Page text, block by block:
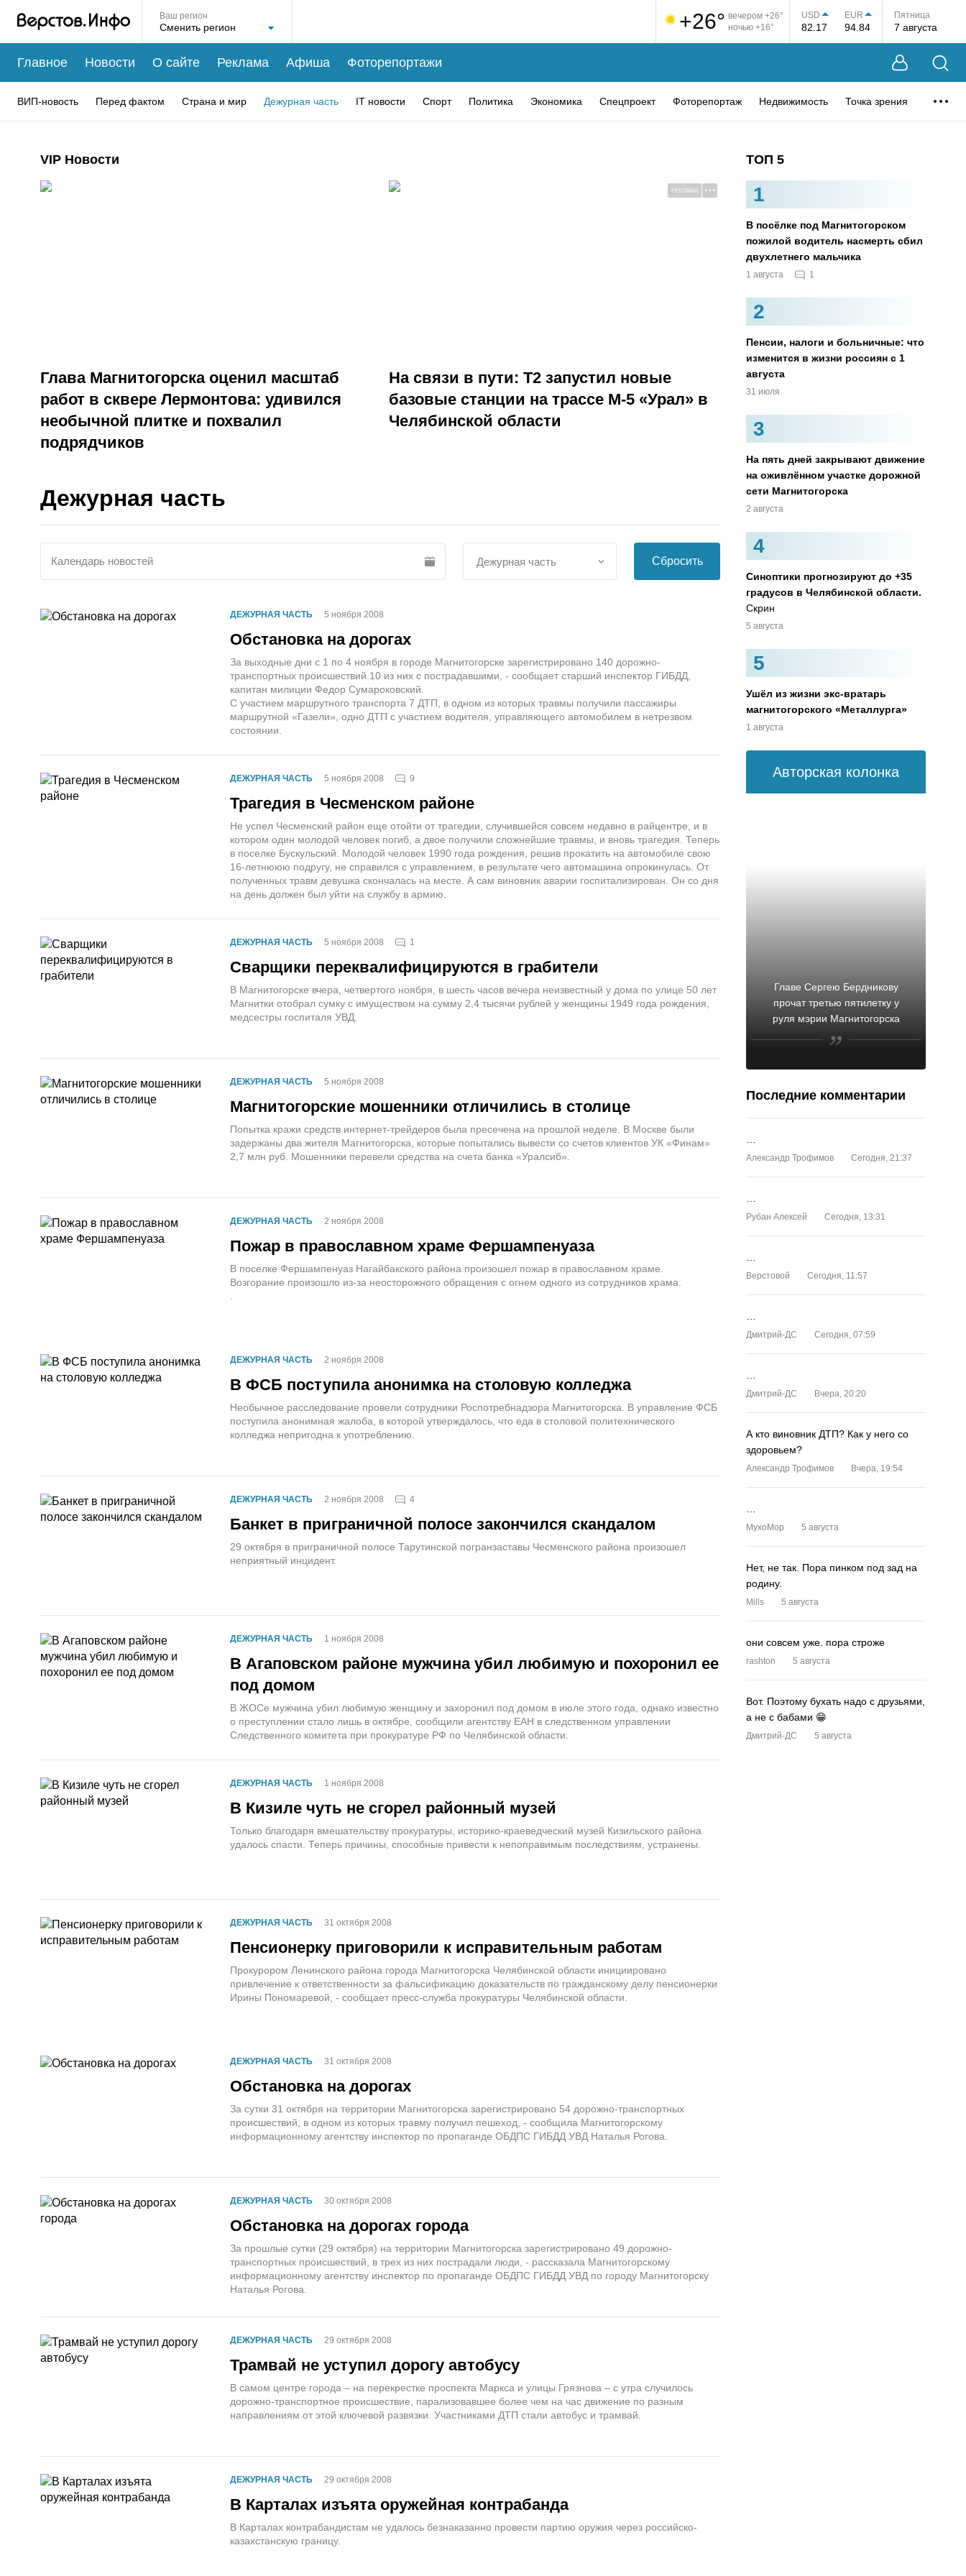
Ваш регион +26° вечером +26°
ночью +16°
USD
82.17
EUR
94.84
Пятница
7 августа
Главное Новости О сайте Реклама Афиша Фоторепортажи
ВИП-новость Перед фактом Страна и мир Дежурная часть IT новости Спорт Политика Экономика Спецпроект Фоторепортаж Недвижимость Точка зрения
VIP Новости
Глава Магнитогорска оценил масштаб
работ в сквере Лермонтова: удивился
необычной плитке и похвалил
подрядчиков
РЕКЛАМА
На связи в пути: Т2 запустил новые
базовые станции на трассе М-5 «Урал» в
Челябинской области
Дежурная часть
Календарь новостей Сбросить
ДЕЖУРНАЯ ЧАСТЬ 5 ноября 2008
Обстановка на дорогах
За выходные дни с 1 по 4 ноября в городе Магнитогорске зарегистрировано 140 дорожно-
транспортных происшествий.10 из них с пострадавшими, - сообщает старший инспектор ГИБДД,
капитан милиции Федор Сумароковский.
С участием маршрутного транспорта 7 ДТП, в одном из которых травмы получили пассажиры
маршрутной «Газели», одно ДТП с участием водителя, управляющего автомобилем в нетрезвом
состоянии.
ДЕЖУРНАЯ ЧАСТЬ 5 ноября 2008 9
Трагедия в Чесменском районе
Не успел Чесменский район еще отойти от трагедии, случившейся совсем недавно в райцентре, и в
котором один молодой человек погиб, а двое получили сложнейшие травмы, и вновь трагедия. Теперь
в поселке Бускульский. Молодой человек 1990 года рождения, решив прокатить на автомобиле свою
16-летнююю подругу, не справился с управлением, в результате чего автомашина опрокинулась. От
полученных травм девушка скончалась на месте. А сам виновник аварии госпитализирован. Он со дня
на день должен был уйти на службу в армию.
ДЕЖУРНАЯ ЧАСТЬ 5 ноября 2008 1
Сварщики переквалифицируются в грабители
В Магнитогорске вчера, четвертого ноября, в шесть часов вечера неизвестный у дома по улице 50 лет
Магнитки отобрал сумку с имуществом на сумму 2,4 тысячи рублей у женщины 1949 года рождения,
медсестры госпиталя УВД.
ДЕЖУРНАЯ ЧАСТЬ 5 ноября 2008
Магнитогорские мошенники отличились в столице
Попытка кражи средств интернет-трейдеров была пресечена на прошлой неделе. В Москве были
задержаны два жителя Магнитогорска, которые попытались вывести со счетов клиентов УК «Финам»
2,7 млн руб. Мошенники перевели средства на счета банка «Уралсиб».
ДЕЖУРНАЯ ЧАСТЬ 2 ноября 2008
Пожар в православном храме Фершампенуаза
В поселке Фершампенуаз Нагайбакского района произошел пожар в православном храме.
Возгорание произошло из-за неосторожного обращения с огнем одного из сотрудников храма.
ДЕЖУРНАЯ ЧАСТЬ 2 ноября 2008
В ФСБ поступила анонимка на столовую колледжа
Необычное расследование провели сотрудники Роспотребнадзора Магнитогорска. В управление ФСБ
поступила анонимная жалоба, в которой утверждалось, что еда в столовой политехнического
колледжа непригодна к употреблению.
ДЕЖУРНАЯ ЧАСТЬ 2 ноября 2008 4
Банкет в приграничной полосе закончился скандалом
29 октября в приграничной полосе Тарутинской погранзаставы Чесменского района произошел
неприятный инцидент.
ДЕЖУРНАЯ ЧАСТЬ 1 ноября 2008
В Агаповском районе мужчина убил любимую и похоронил ее
под домом
В ЖОСе мужчина убил любимую женщину и захоронил под домом в июле этого года, однако известно
о преступлении стало лишь в октябре, сообщили агентству ЕАН в следственном управлении
Следственного комитета при прокуратуре РФ по Челябинской области.
ДЕЖУРНАЯ ЧАСТЬ 1 ноября 2008
В Кизиле чуть не сгорел районный музей
Только благодаря вмешательству прокуратуры, историко-краеведческий музей Кизильского района
удалось спасти. Теперь причины, способные привести к непоправимым последствиям, устранены.
ДЕЖУРНАЯ ЧАСТЬ 31 октября 2008
Пенсионерку приговорили к исправительным работам
Прокурором Ленинского района города Магнитогорска Челябинской области инициировано
привлечение к ответственности за фальсификацию доказательств по гражданскому делу пенсионерки
Ирины Пономаревой, - сообщает пресс-служба прокуратуры Челябинской области.
ДЕЖУРНАЯ ЧАСТЬ 31 октября 2008
Обстановка на дорогах
За сутки 31 октября на территории Магнитогорска зарегистрировано 54 дорожно-транспортных
происшествий, в одном из которых травму получил пешеход, - сообщила Магнитогорскому
информационному агентству инспектор по пропаганде ОБДПС ГИБДД УВД Наталья Рогова.
ДЕЖУРНАЯ ЧАСТЬ 30 октября 2008
Обстановка на дорогах города
За прошлые сутки (29 октября) на территории Магнитогорска зарегистрировано 49 дорожно-
транспортных происшествий, в трех из них пострадали люди, - рассказала Магнитогорскому
информационному агентству инспектор по пропаганде ОБДПС ГИБДД УВД по городу Магнитогорску
Наталья Рогова.
ДЕЖУРНАЯ ЧАСТЬ 29 октября 2008
Трамвай не уступил дорогу автобусу
В самом центре города – на перекрестке проспекта Маркса и улицы Грязнова – с утра случилось
дорожно-транспортное происшествие, парализовавшее более чем на час движение по разным
направлениям от этой ключевой развязки. Участниками ДТП стали автобус и трамвай.
ДЕЖУРНАЯ ЧАСТЬ 29 октября 2008
В Карталах изъята оружейная контрабанда
В Карталах контрабандистам не удалось безнаказанно провести партию оружия через российско-
казахстанскую границу.
ТОП 5
1
В посёлке под Магнитогорском
пожилой водитель насмерть сбил
двухлетнего мальчика
1 августа 1
2
Пенсии, налоги и больничные: что
изменится в жизни россиян с 1
августа
31 июля
3
На пять дней закрывают движение
на оживлённом участке дорожной
сети Магнитогорска
2 августа
4
Синоптики прогнозируют до +35
градусов в Челябинской области.
Скрин
5 августа
5
Ушёл из жизни экс-вратарь
магнитогорского «Металлурга»
1 августа
Авторская колонка
Главе Сергею Бердникову
прочат третью пятилетку у
руля мэрии Магнитогорска
Последние комментарии
Александр Трофимов Сегодня, 21:37
Рубан Алексей Сегодня, 13:31
Верстовой Сегодня, 11:57
Дмитрий-ДС Сегодня, 07:59
Дмитрий-ДС Вчера, 20:20
А кто виновник ДТП? Как у него со
здоровьем?
Александр Трофимов Вчера, 19:54
MyxoMop 5 августа
Нет, не так. Пора пинком под зад на
родину.
Mills 5 августа
они совсем уже. пора строже
rashton 5 августа
Вот. Поэтому бухать надо с друзьями,
а не с бабами 😁
Дмитрий-ДС 5 августа